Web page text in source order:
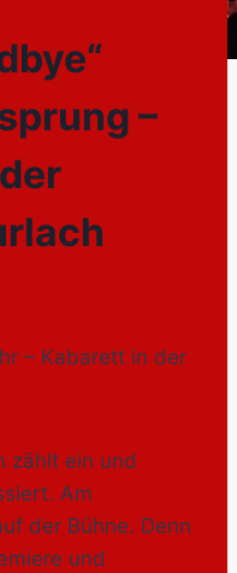
–
– Kabarett in der
zählt ein und
Am
der Bühne. Denn
und